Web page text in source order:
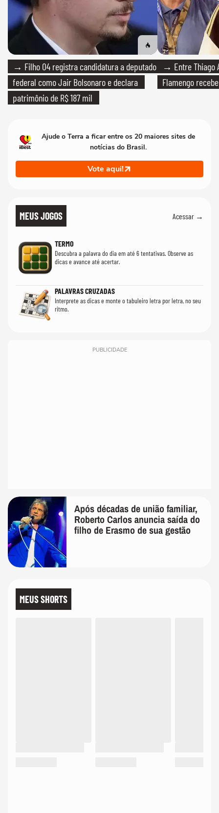
→ Filho 04 registra candidatura a deputado
federal como Jair Bolsonaro e declara
patrimônio de R$ 187 mil
→ Entre Thiago
Flamengo
Ajude o Terra a ficar entre os 20 maiores sites de
notícias do Brasil.
Vote aqui!
MEUS JOGOS Acessar →
TERMO
Descubra a palavra do dia em até 6 tentativas. Observe as
dicas e avance até acertar.
PALAVRAS CRUZADAS
Interprete as dicas e monte o tabuleiro letra por letra, no seu
ritmo.
PUBLICIDADE
Após décadas de união familiar,
Roberto Carlos anuncia saída do
filho de Erasmo de sua gestão
MEUS SHORTS